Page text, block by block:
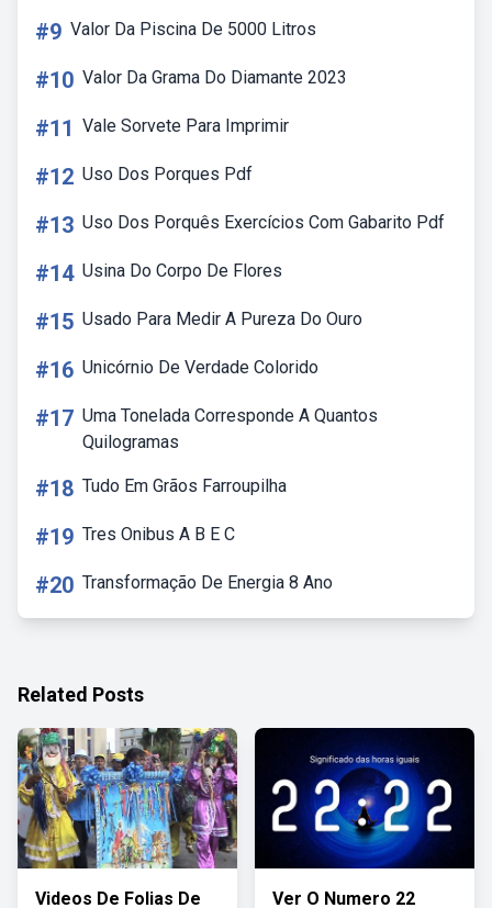
#9 Valor Da Piscina De 5000 Litros
#10 Valor Da Grama Do Diamante 2023
#11 Vale Sorvete Para Imprimir
#12 Uso Dos Porques Pdf
#13 Uso Dos Porquês Exercícios Com Gabarito Pdf
#14 Usina Do Corpo De Flores
#15 Usado Para Medir A Pureza Do Ouro
#16 Unicórnio De Verdade Colorido
#17 Uma Tonelada Corresponde A Quantos
Quilogramas
#18 Tudo Em Grãos Farroupilha
#19 Tres Onibus A B E C
#20 Transformação De Energia 8 Ano
Related Posts
Videos De Folias De Ver O Numero 22